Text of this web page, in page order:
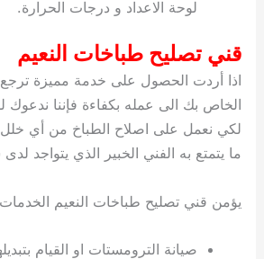
لوحة الاعداد و درجات الحرارة.
قني تصليح طباخات النعيم
اذا أردت الحصول على خدمة مميزة ترجع
الخاص بك الى عمله بكفاءة فإننا ندعوك
لكي نعمل على اصلاح الطباخ من أي
ما يتمتع به الفني الخبير الذي يتواجد
يؤمن قني تصليح طباخات النعيم الخدمات
صيانة الترومستات او القيام